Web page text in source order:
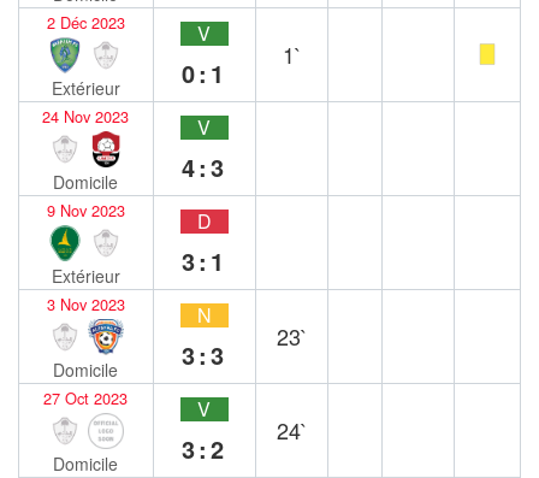
2 Déc 2023
Extérieur
V
0:1
1`
24 Nov 2023
Domicile
V
4:3
9 Nov 2023
Extérieur
D
3:1
3 Nov 2023
Domicile
N
3:3
23`
27 Oct 2023
Domicile
V
3:2
24`